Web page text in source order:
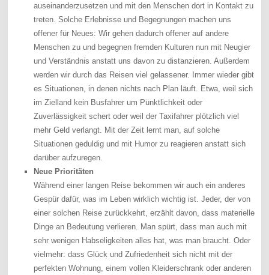
auseinanderzusetzen und mit den Menschen dort in Kontakt zu
treten. Solche Erlebnisse und Begegnungen machen uns
offener für Neues: Wir gehen dadurch offener auf andere
Menschen zu und begegnen fremden Kulturen nun mit Neugier
und Verständnis anstatt uns davon zu distanzieren. Außerdem
werden wir durch das Reisen viel gelassener. Immer wieder gibt
es Situationen, in denen nichts nach Plan läuft. Etwa, weil sich
im Zielland kein Busfahrer um Pünktlichkeit oder
Zuverlässigkeit schert oder weil der Taxifahrer plötzlich viel
mehr Geld verlangt. Mit der Zeit lernt man, auf solche
Situationen geduldig und mit Humor zu reagieren anstatt sich
darüber aufzuregen.
Neue Prioritäten
Während einer langen Reise bekommen wir auch ein anderes
Gespür dafür, was im Leben wirklich wichtig ist. Jeder, der von
einer solchen Reise zurückkehrt, erzählt davon, dass materielle
Dinge an Bedeutung verlieren. Man spürt, dass man auch mit
sehr wenigen Habseligkeiten alles hat, was man braucht. Oder
vielmehr: dass Glück und Zufriedenheit sich nicht mit der
perfekten Wohnung, einem vollen Kleiderschrank oder anderen